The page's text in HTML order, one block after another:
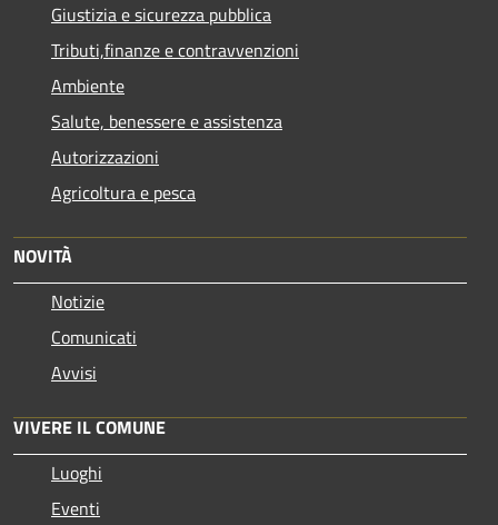
Giustizia e sicurezza pubblica
Tributi,finanze e contravvenzioni
Ambiente
Salute, benessere e assistenza
Autorizzazioni
Agricoltura e pesca
NOVITÀ
Notizie
Comunicati
Avvisi
VIVERE IL COMUNE
Luoghi
Eventi